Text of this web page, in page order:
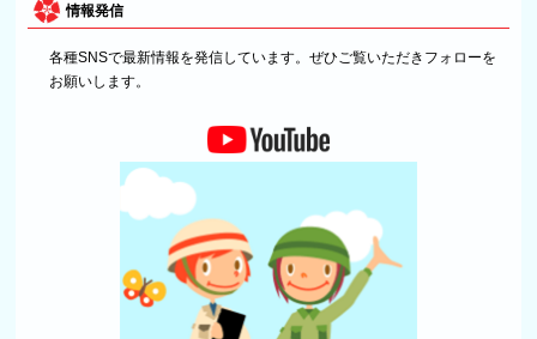
情報発信
各種SNSで最新情報を発信しています。ぜひご覧いただきフォローを
お願いします。